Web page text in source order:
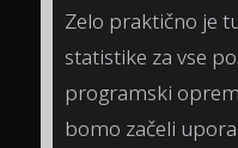
Zelo praktično je
statistike za vse
programski
bomo začeli